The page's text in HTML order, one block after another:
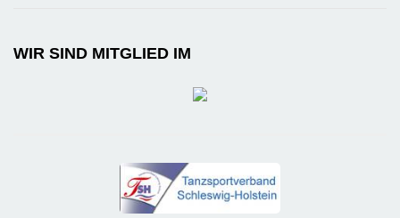
WIR SIND MITGLIED IM